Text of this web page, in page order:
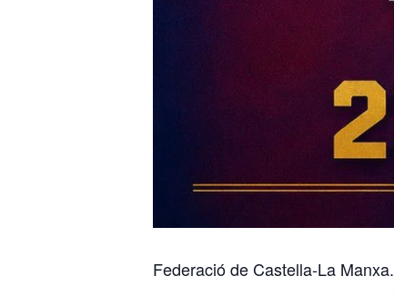
Federació de Castella-La Manxa.